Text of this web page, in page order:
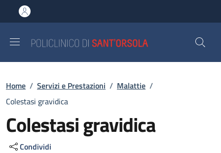
al contenuto principale
to footer content
Briciole di pane
Home / Servizi e Prestazioni / Malattie /
Colestasi gravidica
Colestasi gravidica
Condividi